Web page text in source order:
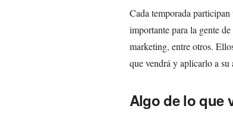
Cada temporada
importante para la gente
marketing, entre otros.
que vendrá y aplicarlo a
Algo de lo que